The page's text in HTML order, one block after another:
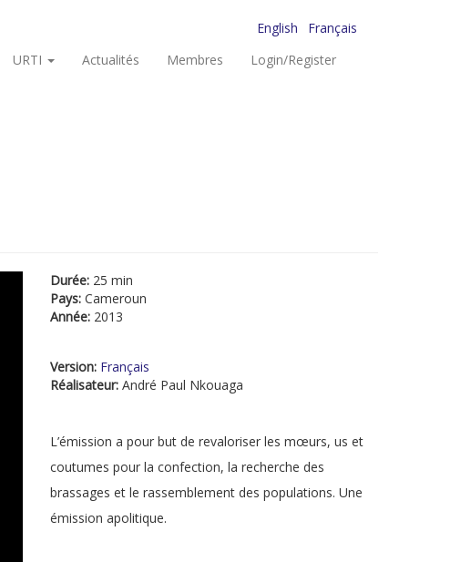
English
Français
URTI Actualités Membres Login/Register
Durée: 25 min
Pays: Cameroun
Année: 2013
Version: Français
Réalisateur: André Paul Nkouaga
L’émission a pour but de revaloriser les mœurs, us et
coutumes pour la confection, la recherche des
brassages et le rassemblement des populations. Une
émission apolitique.